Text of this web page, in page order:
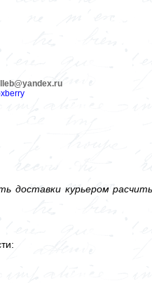
курьером